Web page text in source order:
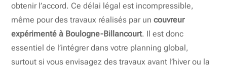
obtenir l’accord. Ce délai légal est incompressible,
même pour des travaux réalisés par uncouvreur
expérimenté à Boulogne-Billancourt. Il est donc
essentiel de l’intégrer dans votre planning global,
surtout si vous envisagez des travaux avant l’hiver ou la